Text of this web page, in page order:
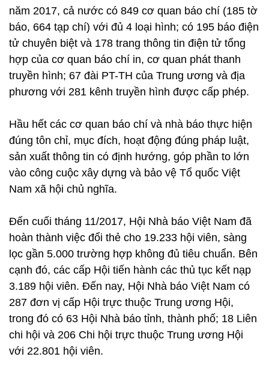
năm 2017, cả nước có 849 cơ quan báo chí (185 tờ
báo, 664 tạp chí) với đủ 4 loại hình; có 195 báo điện
tử chuyên biệt và 178 trang thông tin điện tử tổng
hợp của cơ quan báo chí in, cơ quan phát thanh
truyền hình; 67 đài PT-TH của Trung ương và địa
phương với 281 kênh truyền hình được cấp phép.
Hầu hết các cơ quan báo chí và nhà báo thực hiện
đúng tôn chỉ, mục đích, hoạt động đúng pháp luật,
sản xuất thông tin có định hướng, góp phần to lớn
vào công cuộc xây dựng và bảo vệ Tổ quốc Việt
Nam xã hội chủ nghĩa.
Đến cuối tháng 11/2017, Hội Nhà báo Việt Nam đã
hoàn thành việc đổi thẻ cho 19.233 hội viên, sàng
lọc gần 5.000 trường hợp không đủ tiêu chuẩn. Bên
cạnh đó, các cấp Hội tiến hành các thủ tục kết nạp
3.189 hội viên. Đến nay, Hội Nhà báo Việt Nam có
287 đơn vị cấp Hội trực thuộc Trung ương Hội,
trong đó có 63 Hội Nhà báo tỉnh, thành phố; 18 Liên
chi hội và 206 Chi hội trực thuộc Trung ương Hội
với 22.801 hội viên.